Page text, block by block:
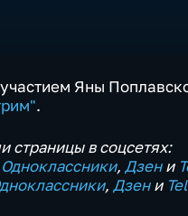
Яны
.
страницы в соцсетях:
Одноклассники,Дзени
,Дзени